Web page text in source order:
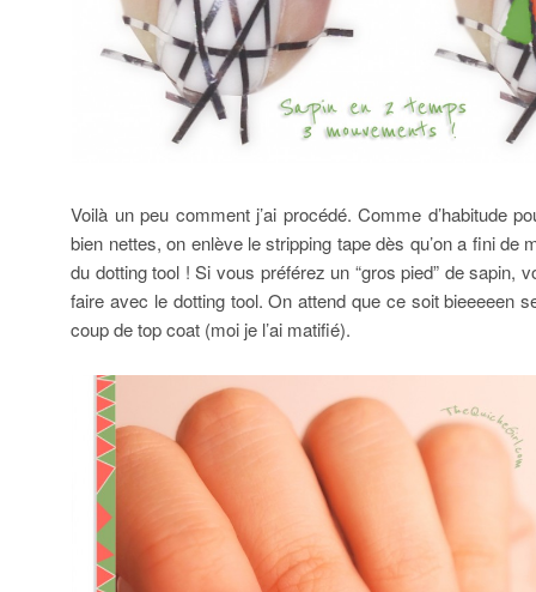
Voilà un peu comment j’ai procédé. Comme d’habitude
bien nettes, on enlève le stripping tape dès qu’on a fini de
du dotting tool ! Si vous préférez un “gros pied” de sapin,
faire avec le dotting tool. On attend que ce soit bieeeeen
coup de top coat (moi je l’ai matifié).